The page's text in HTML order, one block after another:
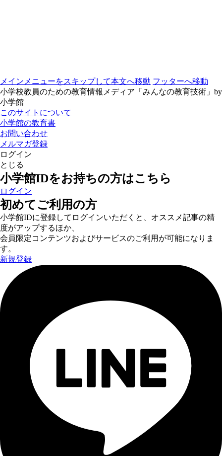
メインメニューをスキップして本文へ移動 フッターへ移動
小学校教員のための教育情報メディア「みんなの教育技術」by
小学館
このサイトについて
小学館の教育書
お問い合わせ
メルマガ登録
ログイン
とじる
小学館IDをお持ちの方はこちら
ログイン
初めてご利用の方
小学館IDに登録してログインいただくと、オススメ記事の精
度がアップするほか、
会員限定コンテンツおよびサービスのご利用が可能になりま
す。
新規登録